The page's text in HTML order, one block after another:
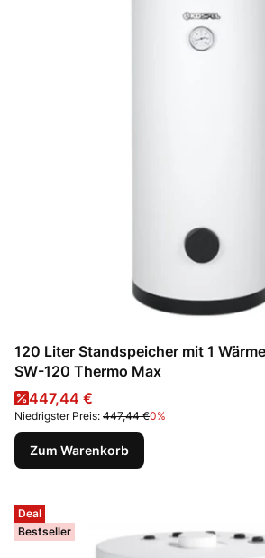
120 Liter Standspeicher mit 1
SW-120 Thermo Max
Aktionspreis
447,44 €
Niedrigster Preis: 447,44 €0%
Zum Warenkorb
Deal
Bestseller